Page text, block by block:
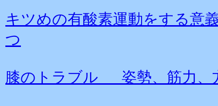
キツめの有酸素運動をする
つ
膝のトラブル 姿勢、筋力、